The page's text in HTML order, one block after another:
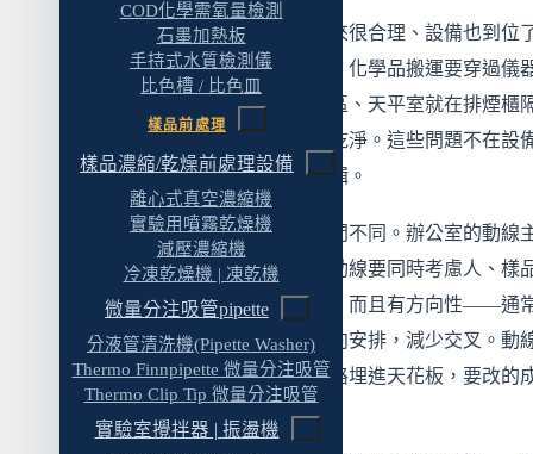
COD化學需氧量檢測
石墨加熱板
手持式水質檢測儀
比色槽 / 比色皿
樣品前處理
樣品濃縮/乾燥前處理設備
離心式真空濃縮機
實驗用噴霧乾燥機
減壓濃縮機
冷凍乾燥機 | 凍乾機
微量分注吸管pipette
分液管清洗機(Pipette Washer)
Thermo Finnpipette 微量分注吸管
Thermo Clip Tip 微量分注吸管
實驗室攪拌器 | 振盪機
儲存傢俱的位置
七、實驗室動線設計常見錯誤 Top 5
錯誤 1：化學品搬運路線穿過儀器分析區
錯誤 2：廢液收運路線穿過辦公區或樣品接收
錯誤 3：天平室緊鄰排煙櫃或離心機
錯誤 4：排煙櫃裝在出口旁邊
錯誤 5：沒有預留設備搬運路徑
八、實驗室動線規劃流程與實務建議
步驟一：確認實驗流程
步驟二：設備定錨
新蓋好的實驗室，平面圖看起來很合理、設備也到位
但用了三個月之後問題浮出來：化學品搬運要穿過儀
析室、廢液桶收運要經過辦公區、天平室就在排煙櫃
——振動和氣流怎麼擋都擋不乾淨。這些問題不在設
不在硬體，而在平面配置的邏輯。
實驗室動線設計跟一般辦公空間不同。辦公室的動線
考慮「人怎麼走」，實驗室的動線要同時考慮人、樣
試劑、廢棄物四條路線怎麼走，而且有方向性——通
盡量沿著清潔端到汙染端的方向安排，減少交叉。動
置一旦定案、隔間牆砌好、管路埋進天花板，要改的